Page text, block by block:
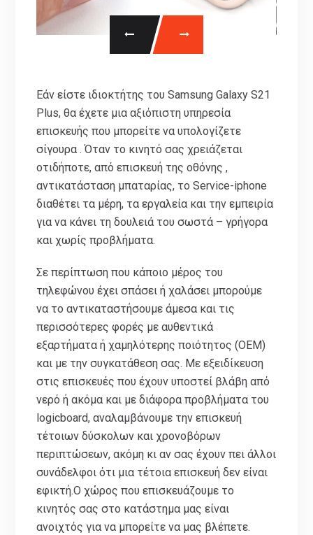
Εάν είστε ιδιοκτήτης του Samsung Galaxy S21
Plus, θα έχετε μια αξιόπιστη υπηρεσία
επισκευής που μπορείτε να υπολογίζετε
σίγουρα . Όταν το κινητό σας χρειάζεται
οτιδήποτε, από επισκευή της οθόνης ,
αντικατάσταση μπαταρίας, το Service-iphone
διαθέτει τα μέρη, τα εργαλεία και την εμπειρία
για να κάνει τη δουλειά του σωστά – γρήγορα
και χωρίς προβλήματα.
Σε περίπτωση που κάποιο μέρος του
τηλεφώνου έχει σπάσει ή χαλάσει μπορούμε
να το αντικαταστήσουμε άμεσα και τις
περισσότερες φορές με αυθεντικά
εξαρτήματα ή χαμηλότερης ποιότητος (ΟΕΜ)
και με την συγκατάθεση σας. Με εξειδίκευση
στις επισκευές που έχουν υποστεί βλάβη από
νερό ή ακόμα και με διάφορα προβλήματα του
logicboard, αναλαμβάνουμε την επισκευή
τέτοιων δύσκολων και χρονοβόρων
περιπτώσεων, ακόμη κι αν σας έχουν πει άλλοι
συνάδελφοι ότι μια τέτοια επισκευή δεν είναι
εφικτή.Ο χώρος που επισκευάζουμε το
κινητός σας στο κατάστημα μας είναι
ανοιχτός για να μπορείτε να μας βλέπετε.